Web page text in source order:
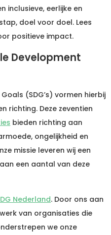
inclusieve, eerlijke en
doel voor doel. Lees
positieve impact.
Development
(SDG’s) vormen hierbij
richting. Deze zeventien
bieden richting aan
ongelijkheid en
missie leveren wij een
een aantal van deze
Nederland. Door ons aan
van organisaties die
we onze